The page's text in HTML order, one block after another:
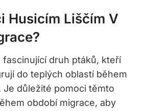
Husicím Liščím V
fascinující druh ptáků, kteří‌
do teplých oblastí během
Je důležité⁢ pomoci těmto
období migrace, aby